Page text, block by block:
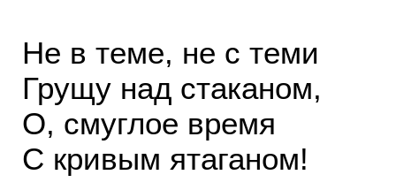
Не в теме, не с теми
Грущу над стаканом,
О, смуглое время
С кривым ятаганом!